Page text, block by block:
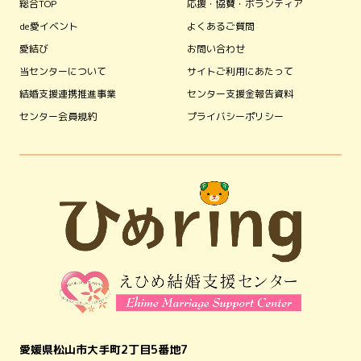
総合TOP
de愛イベント
愛結び
当センターについて
結婚支援連携推進事業
センター会員規約
応援・協賛・ボランティア
よくあるご質問
お問い合わせ
サイトご利用にあたって
センター支援金報告資料
プライバシーポリシー
愛媛県松山市大手町2丁目5番地7